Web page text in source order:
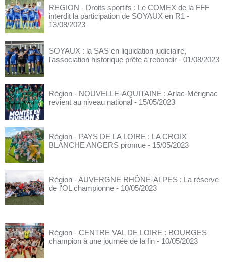
REGION - Droits sportifs : Le COMEX de la FFF
interdit la participation de SOYAUX en R1 -
13/08/2023
SOYAUX : la SAS en liquidation judiciaire,
l'association historique prête à rebondir - 01/08/2023
Région - NOUVELLE-AQUITAINE : Arlac-Mérignac
revient au niveau national - 15/05/2023
Région - PAYS DE LA LOIRE : LA CROIX
BLANCHE ANGERS promue - 15/05/2023
Région - AUVERGNE RHÔNE-ALPES : La réserve
de l'OL championne - 10/05/2023
Région - CENTRE VAL DE LOIRE : BOURGES
champion à une journée de la fin - 10/05/2023